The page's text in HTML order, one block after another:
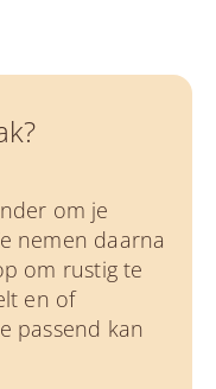
om je
nemen daarna
om rustig te
en of
passend kan